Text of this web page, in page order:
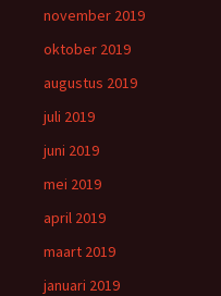
november 2019
oktober 2019
augustus 2019
juli 2019
juni 2019
mei 2019
april 2019
maart 2019
januari 2019